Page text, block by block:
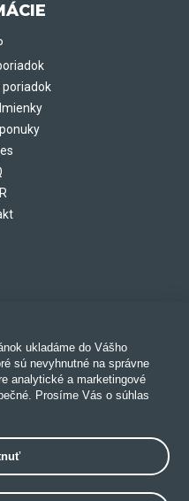
poriadok
ukladáme do Vášho
sú nevyhnutné na správne
analytické a marketingové
Prosíme Vás o súhlas